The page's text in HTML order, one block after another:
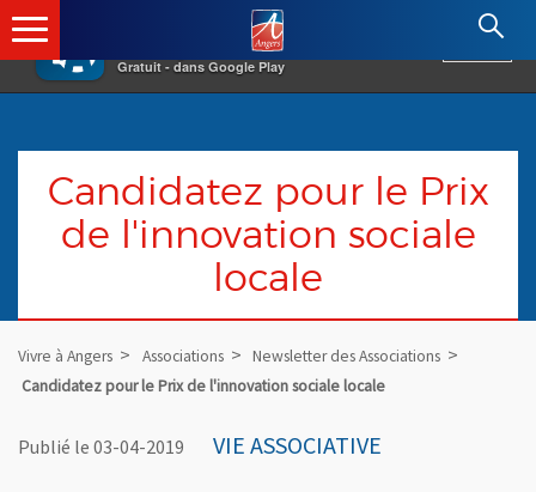
×
Gratuit - dans Google Play
Angers.fr : Retour à l'accueil
Candidatez pour le Prix
de l'innovation sociale
locale
Vivre à Angers Associations
Newsletter des Associations
Candidatez pour le Prix de l'innovation sociale locale
Publié le 03-04-2019 VIE ASSOCIATIVE